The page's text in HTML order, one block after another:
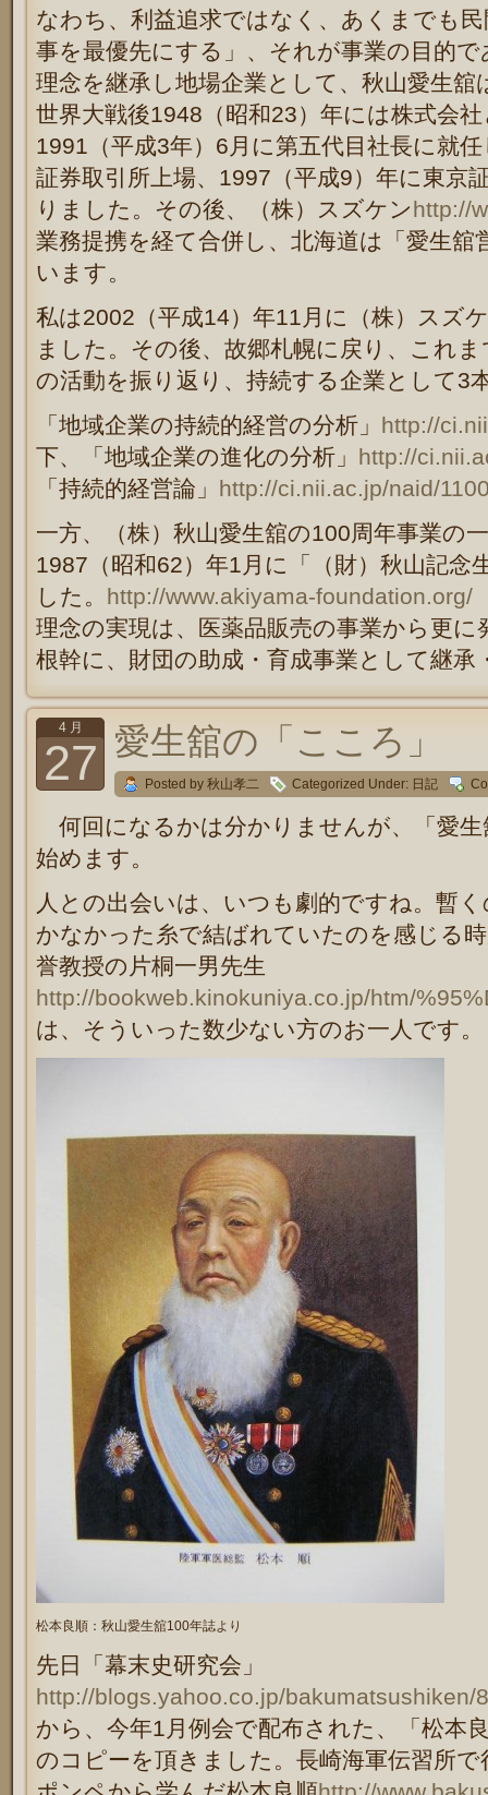
なわち、利益追求ではなく、あくまでも
事を最優先にする」、それが事業の目的
理念を継承し地場企業として、秋山愛生
世界大戦後1948（昭和23）年には株式会
1991（平成3年）6月に第五代目社長に就
証券取引所上場、1997（平成9）年に東京
りました。その後、（株）スズケンhttp://
業務提携を経て合併し、北海道は「愛生
います。
私は2002（平成14）年11月に（株）スズ
ました。その後、故郷札幌に戻り、これ
の活動を振り返り、持続する企業として3
「地域企業の持続的経営の分析」 http://
下、「地域企業の進化の分析」 http://
「持続的経営論」 http://ci.nii.ac.jp/naid/
一方、（株）秋山愛生舘の100周年事業の
1987（昭和62）年1月に「（財）秋山記念
した。 http://www.akiyama-foundation.org/
理念の実現は、医薬品販売の事業から更
根幹に、財団の助成・育成事業として継承
4 月
27 愛生舘の「こころ」
Posted by 秋山孝二 Categorized Under: 日記
何回になるかは分かりませんが、「愛
始めます。
人との出会いは、いつも劇的ですね。暫
かなかった糸で結ばれていたのを感じる
誉教授の片桐一男先生
http://bookweb.kinokuniya.co.jp/htm/
は、そういった数少ない方のお一人です。
松本良順：秋山愛生舘100年誌より
先日「幕末史研究会」
http://blogs.yahoo.co.jp/bakumatsushiken/
から、今年1月例会で配布された、「松本
のコピーを頂きました。長崎海軍伝習所